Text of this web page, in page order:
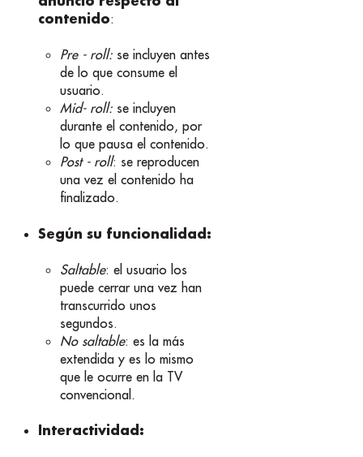
contenido:
Pre - roll: se incluyen antes
de lo que consume el
usuario.
Mid- roll: se incluyen
durante el contenido, por
lo que pausa el contenido.
Post - roll: se reproducen
una vez el contenido ha
finalizado.
Según su funcionalidad:
Saltable: el usuario los
puede cerrar una vez han
transcurrido unos
segundos.
No saltable: es la más
extendida y es lo mismo
que le ocurre en la TV
convencional.
Interactividad: